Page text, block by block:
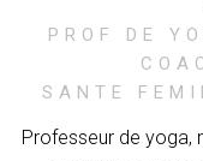
PROF DE
SANTE
Professeur de yoga,